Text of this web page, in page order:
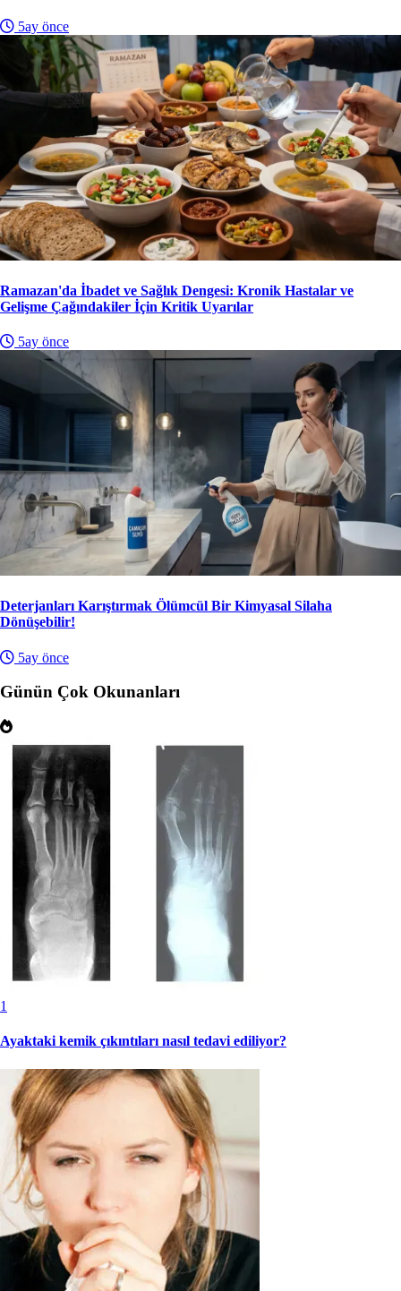
5ay önce
Ramazan'da İbadet ve Sağlık Dengesi: Kronik Hastalar ve
Gelişme Çağındakiler İçin Kritik Uyarılar
5ay önce
Deterjanları Karıştırmak Ölümcül Bir Kimyasal Silaha
Dönüşebilir!
5ay önce
Günün Çok Okunanları
1
Ayaktaki kemik çıkıntıları nasıl tedavi ediliyor?